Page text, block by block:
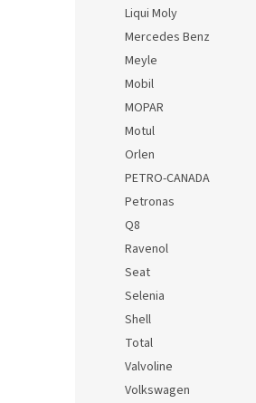
Liqui Moly
Mercedes Benz
Meyle
Mobil
MOPAR
Motul
Orlen
PETRO-CANADA
Petronas
Q8
Ravenol
Seat
Selenia
Shell
Total
Valvoline
Volkswagen